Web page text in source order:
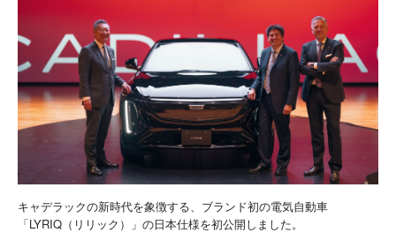
キャデラックの新時代を象徴する、ブランド初の電気自動車
「LYRIQ（リリック）」の日本仕様を初公開しました。